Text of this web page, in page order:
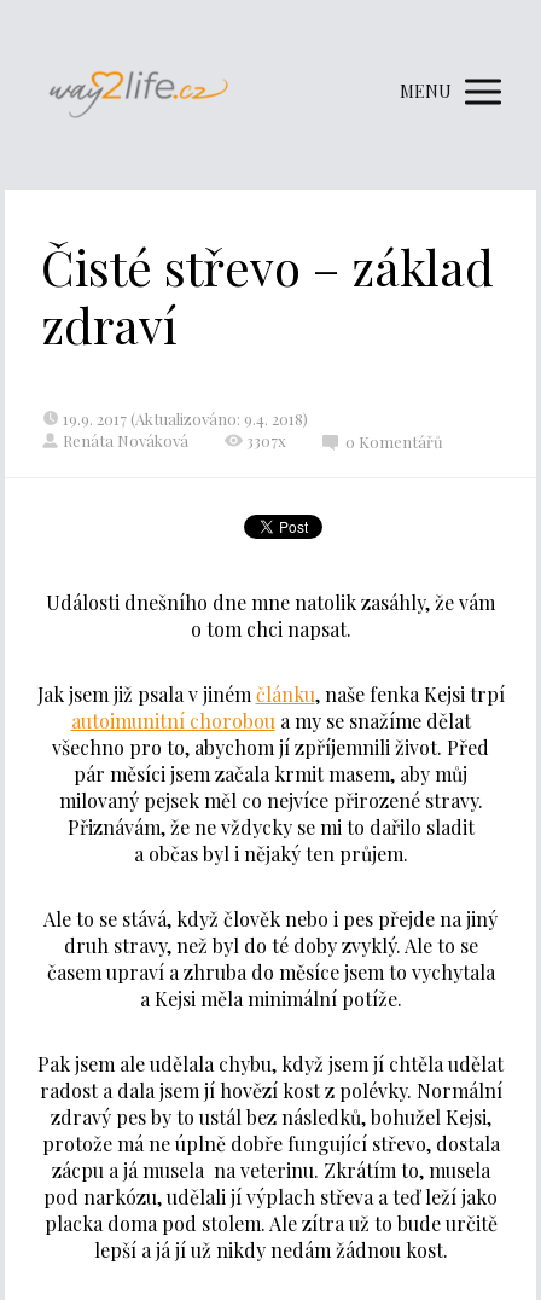
MENU
Čisté střevo – základ
zdraví
19.9. 2017 (Aktualizováno: 9.4. 2018)
Renáta Nováková
3307x 0 Komentářů
Události dnešního dne mne natolik zasáhly, že vám
o tom chci napsat.
Jak jsem již psala v jiném článku, naše fenka Kejsi trpí
autoimunitní chorobou a my se snažíme dělat
všechno pro to, abychom jí zpříjemnili život. Před
pár měsíci jsem začala krmit masem, aby můj
milovaný pejsek měl co nejvíce přirozené stravy.
Přiznávám, že ne vždycky se mi to dařilo sladit
a občas byl i nějaký ten průjem.
Ale to se stává, když člověk nebo i pes přejde na jiný
druh stravy, než byl do té doby zvyklý. Ale to se
časem upraví a zhruba do měsíce jsem to vychytala
a Kejsi měla minimální potíže.
Pak jsem ale udělala chybu, když jsem jí chtěla udělat
radost a dala jsem jí hovězí kost z polévky. Normální
zdravý pes by to ustál bez následků, bohužel Kejsi,
protože má ne úplně dobře fungující střevo, dostala
zácpu a já musela na veterinu. Zkrátím to, musela
pod narkózu, udělali jí výplach střeva a teď leží jako
placka doma pod stolem. Ale zítra už to bude určitě
lepší a já jí už nikdy nedám žádnou kost.